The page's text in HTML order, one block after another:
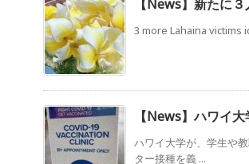
【News】新たに
3 more Lahaina victims
【News】ハワイ
ハワイ大学が、学生や
ター接種を義 ...